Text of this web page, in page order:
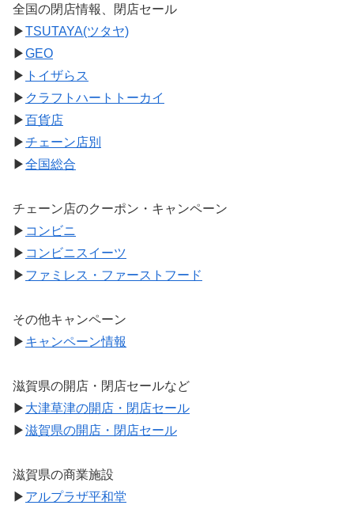
全国の閉店情報、閉店セール
▶TSUTAYA(ツタヤ)
▶GEO
▶ トイザらス
▶ クラフトハートトーカイ
▶百貨店
▶チェーン店別
▶全国総合
チェーン店のクーポン・キャンペーン
▶ コンビニ
▶ コンビニスイーツ
▶ ファミレス・ファーストフード
その他キャンペーン
▶ キャンペーン情報
滋賀県の開店・閉店セールなど
▶ 大津草津の開店・閉店セール
▶滋賀県の開店・閉店セール
滋賀県の商業施設
▶ アルプラザ平和堂